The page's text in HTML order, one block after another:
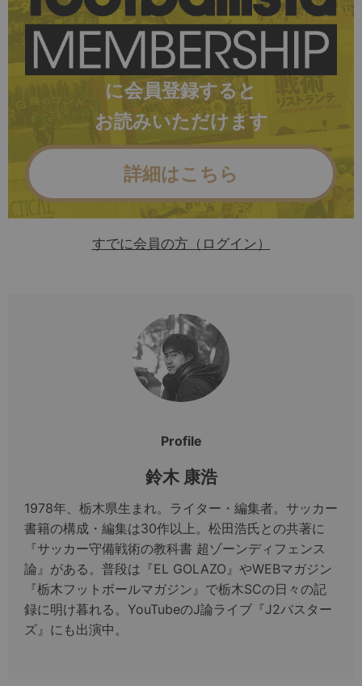
に会員登録すると
お読みいただけます
詳細はこちら
すでに会員の方（ログイン）
Profile
鈴木 康浩
1978年、栃木県生まれ。ライター・編集者。サッカー
書籍の構成・編集は30作以上。松田浩氏との共著に
『サッカー守備戦術の教科書 超ゾーンディフェンス
論』がある。普段は『EL GOLAZO』やWEBマガジン
『栃木フットボールマガジン』で栃木SCの日々の記
録に明け暮れる。YouTubeのJ論ライブ『J2バスター
ズ』にも出演中。